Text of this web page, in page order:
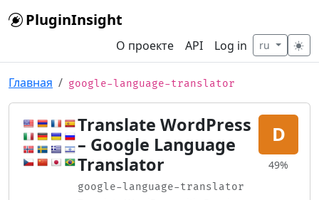
PluginInsight
О проекте API Log in ru
Главная google-language-translator
Translate WordPress
– Google Language
Translator
google-language-translator
D
49%